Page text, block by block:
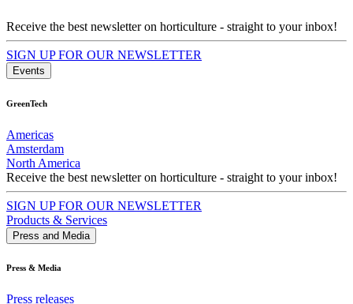
Receive the best newsletter on horticulture - straight to your inbox!
SIGN UP FOR OUR NEWSLETTER
Events
GreenTech
Americas
Amsterdam
North America
Receive the best newsletter on horticulture - straight to your inbox!
SIGN UP FOR OUR NEWSLETTER
Products & Services
Press and Media
Press & Media
Press releases